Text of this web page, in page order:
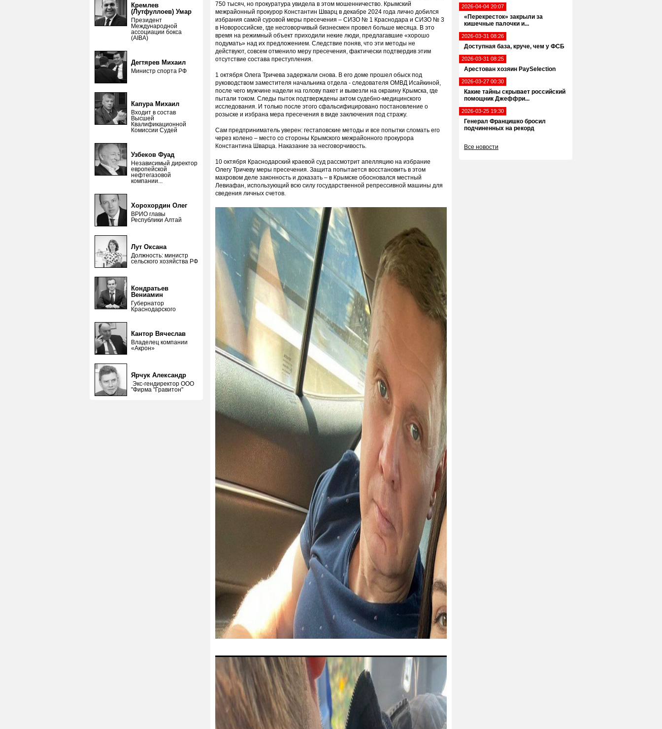
2026-04-04 20:07
«Перекресток» закрыли за
кишечные палочки и...
2026-03-31 08:26
Доступная база, круче, чем у ФСБ
2026-03-31 08:25
Арестован хозяин PaySelection
2026-03-27 00:30
Какие тайны скрывает российский
помощник Джеффри...
2026-03-25 19:30
Генерал Францишко бросил
подчиненных на рекорд
Все новости
Кремлев
(Лутфуллоев) Умар
Президент
Международной
ассоциации бокса
(AIBA)
Дегтярев Михаил
Министр спорта РФ
Капура Михаил
Входит в состав
Высшей
Квалификационной
Комиссии Судей
Узбеков Фуад
Независимый директор
европейской
нефтегазовой
компании...
Хорохордин Олег
ВРИО главы
Республики Алтай
Лут Оксана
Должность: министр
сельского хозяйства РФ
Кондратьев
Вениамин
Губернатор
Краснодарского
Кантор Вячеслав
Владелец компании
«Акрон»
Ярчук Александр
Экс-гендиректор ООО
"Фирма "Гравитон"
750 тысяч, но прокуратура увидела в этом мошенничество. Крымский
межрайонный прокурор Константин Шварц в декабре 2024 года лично добился
избрания самой суровой меры пресечения – СИЗО № 1 Краснодара и СИЗО № 3
в Новороссийске, где несговорчивый бизнесмен провел больше месяца. В это
время на режимный объект приходили некие люди, предлагавшие «хорошо
подумать» над их предложением. Следствие поняв, что эти методы не
действуют, совсем отменило меру пресечения, фактически подтвердив этим
отсутствие состава преступления.
1 октября Олега Тричева задержали снова. В его доме прошел обыск под
руководством заместителя начальника отдела - следователя ОМВД Исайкиной,
после чего мужчине надели на голову пакет и вывезли на окраину Крымска, где
пытали током. Следы пыток подтверждены актом судебно-медицинского
исследования. И только после этого сфальсифицировано постановление о
розыске и избрана мера пресечения в виде заключения под стражу.
Сам предприниматель уверен: гестаповские методы и все попытки сломать его
через колено – место со стороны Крымского межрайонного прокурора
Константина Шварца. Наказание за несговорчивость.
10 октября Краснодарский краевой суд рассмотрит апелляцию на избрание
Олегу Тричеву меры пресечения. Защита попытается восстановить в этом
махровом деле законность и доказать – в Крымске обосновался местный
Левиафан, использующий всю силу государственной репрессивной машины для
сведения личных счетов.